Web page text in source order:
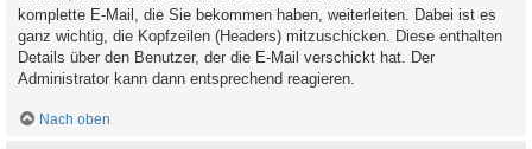
komplette E-Mail, die Sie bekommen haben, weiterleiten. Dabei ist es
ganz wichtig, die Kopfzeilen (Headers) mitzuschicken. Diese enthalten
Details über den Benutzer, der die E-Mail verschickt hat. Der
Administrator kann dann entsprechend reagieren.
Nach oben